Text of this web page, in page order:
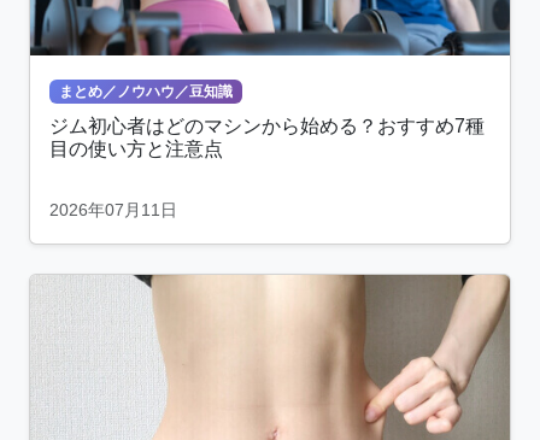
まとめ／ノウハウ／豆知識
ジム初心者はどのマシンから始める？おすすめ7種
目の使い方と注意点
2026年07月11日